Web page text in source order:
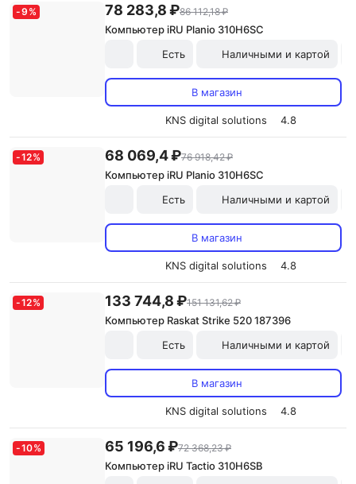
-9 % 78 283,8 ₽86 112,18 ₽
Компьютер iRU Planio 310H6SC
Есть
Наличными и картой
В магазин
KNS digital solutions 4.8
-12% 68 069,4 ₽76 918,42 ₽
Компьютер iRU Planio 310H6SC
Есть
Наличными и картой
В магазин
KNS digital solutions 4.8
-12% 133 744,8 ₽151 131,62 ₽
Компьютер Raskat Strike 520 187396
Есть
Наличными и картой
В магазин
KNS digital solutions 4.8
-10% 65 196,6 ₽72 368,23 ₽
Компьютер iRU Tactio 310H6SB